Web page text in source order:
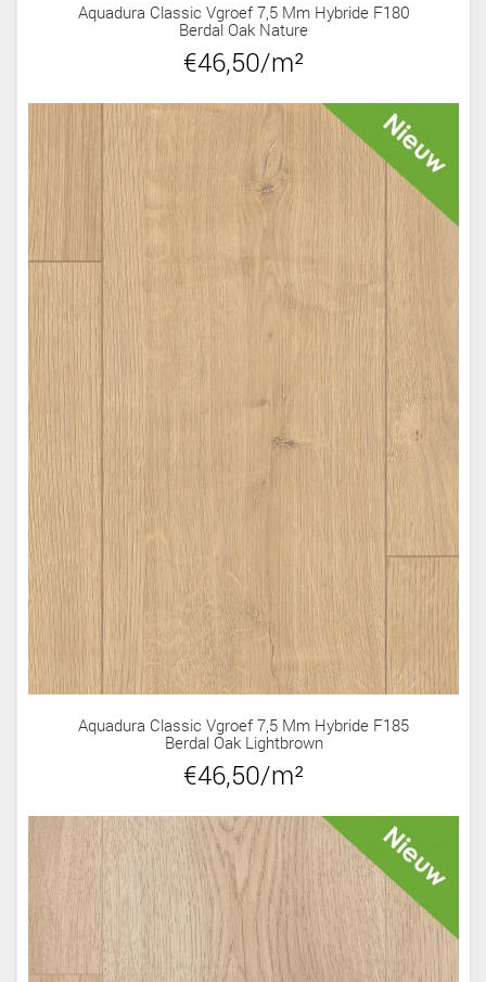
Aquadura Classic Vgroef 7,5 Mm Hybride F180
Berdal Oak Nature
€46,50/m²
Aquadura Classic Vgroef 7,5 Mm Hybride F185
Berdal Oak Lightbrown
€46,50/m²